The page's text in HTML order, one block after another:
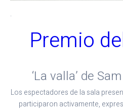
.
Premio
‘La valla’ de
Los espectadores de la sala
participaron activamente,